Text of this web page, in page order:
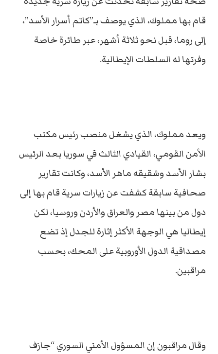
قام بها مملوك، الذي يوصف بـ”كاتم أسرار الأسد”،
إلى روما، قبل نحو ثلاثة أشهر، عبر طائرة خاصة
وفرتها له السلطات الإيطالية.
ويعد مملوك، الذي يشغل منصب رئيس مكتب
الأمن القومي، القيادي الثالث في سوريا بعد الرئيس
بشار الأسد وشقيقه ماهر الأسد، وكانت تقارير
صحافية سابقة كشفت عن زيارات سرية قام بها إلى
دول من بينها مصر والعراق والأردن وروسيا، لكن
إيطاليا هي الوجهة الأكثر إثارة للجدل إذ تضع
مصداقية الدول الأوروبية على المحك، بحسب
مراقبين.
وقال مراقبون إن المسؤول الأمني السوري “جازف